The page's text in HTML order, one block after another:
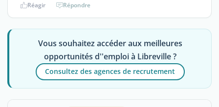
Réagir Répondre
Vous souhaitez accéder aux meilleures
opportunités d''emploi à Libreville ?
Consultez des agences de recrutement